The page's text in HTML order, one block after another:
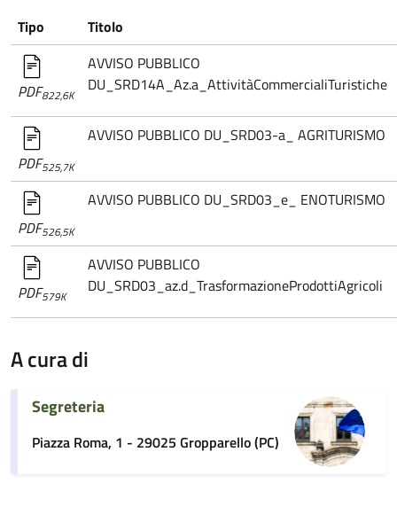
Tipo Titolo
PDF822,6K
AVVISO PUBBLICO
DU_SRD14A_Az.a_AttivitàCommercialiTuristiche
PDF525,7K
AVVISO PUBBLICO DU_SRD03-a_ AGRITURISMO
PDF526,5K
AVVISO PUBBLICO DU_SRD03_e_ ENOTURISMO
PDF579K
AVVISO PUBBLICO
DU_SRD03_az.d_TrasformazioneProdottiAgricoli
A cura di
Segreteria
Piazza Roma, 1 - 29025 Gropparello (PC)